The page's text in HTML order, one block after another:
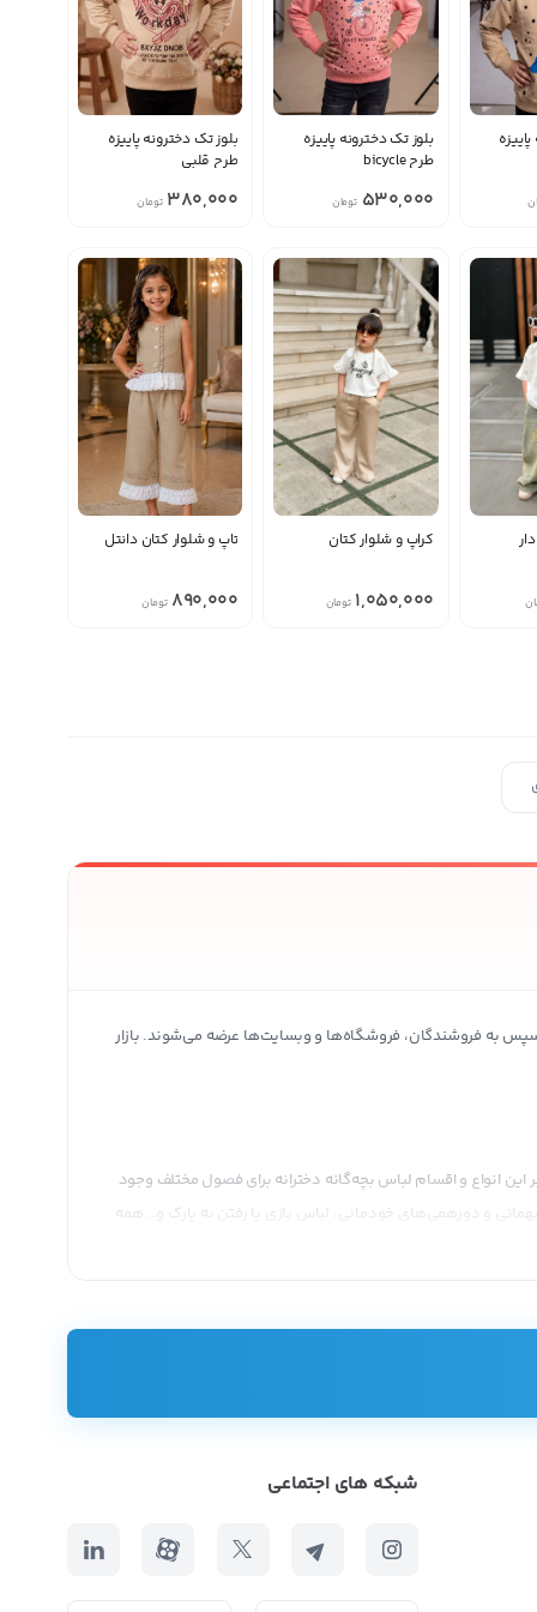
بلوز تک دخترونه پاییزه
طرح bicycle
530,000 تومان
بلوز تک دخترونه پاییزه
طرح قلبی
380,000 تومان
کراپ و شلوار کتان
1,050,000 تومان
تاپ و شلوار کتان دانتل
890,000 تومان
به فروشندگان، فروشگاه‌ها و وبسایت‌ها عرضه می‌شوند. بازار
این انواع و اقسام لباس بچه‌گانه دخترانه برای فصول مختلف وجود
و دورهمی‌های خودمانی، لباس بازی یا رفتن به پارک و… همه
شبکه های اجتماعی